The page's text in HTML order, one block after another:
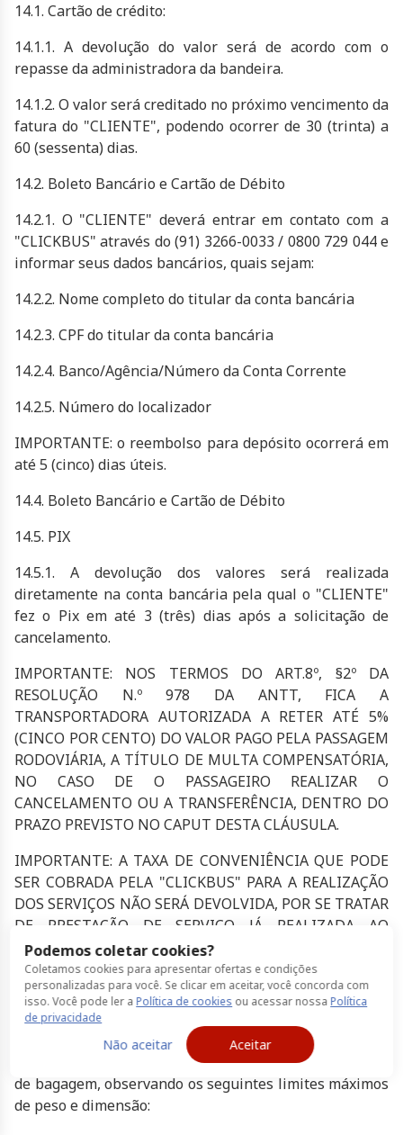
14.1. Cartão de crédito:
14.1.1. A devolução do valor será de acordo com o
repasse da administradora da bandeira.
14.1.2. O valor será creditado no próximo vencimento da
fatura do "CLIENTE", podendo ocorrer de 30 (trinta) a
60 (sessenta) dias.
14.2. Boleto Bancário e Cartão de Débito
14.2.1. O "CLIENTE" deverá entrar em contato com a
"CLICKBUS" através do (91) 3266-0033 / 0800 729 044 e
informar seus dados bancários, quais sejam:
14.2.2. Nome completo do titular da conta bancária
14.2.3. CPF do titular da conta bancária
14.2.4. Banco/Agência/Número da Conta Corrente
14.2.5. Número do localizador
IMPORTANTE: o reembolso para depósito ocorrerá em
até 5 (cinco) dias úteis.
14.4. Boleto Bancário e Cartão de Débito
14.5. PIX
14.5.1. A devolução dos valores será realizada
diretamente na conta bancária pela qual o "CLIENTE"
fez o Pix em até 3 (três) dias após a solicitação de
cancelamento.
IMPORTANTE: NOS TERMOS DO ART.8º, §2º DA
RESOLUÇÃO N.º 978 DA ANTT, FICA A
TRANSPORTADORA AUTORIZADA A RETER ATÉ 5%
(CINCO POR CENTO) DO VALOR PAGO PELA PASSAGEM
RODOVIÁRIA, A TÍTULO DE MULTA COMPENSATÓRIA,
NO CASO DE O PASSAGEIRO REALIZAR O
CANCELAMENTO OU A TRANSFERÊNCIA, DENTRO DO
PRAZO PREVISTO NO CAPUT DESTA CLÁUSULA.
IMPORTANTE: A TAXA DE CONVENIÊNCIA QUE PODE
SER COBRADA PELA "CLICKBUS" PARA A REALIZAÇÃO
DOS SERVIÇOS NÃO SERÁ DEVOLVIDA, POR SE TRATAR
DE PRESTAÇÃO DE SERVIÇO JÁ REALIZADA AO
"CLIENTE".
15. DO TRANSPORTE DE BAGAGENS:
15.1. A vista do disposto no artigo 70 e seguintes do
Decreto 2521/98, o preço da passagem abrange, a
título de franquia, o transporte obrigatório e gratuito
de bagagem, observando os seguintes limites máximos
de peso e dimensão:
Podemos coletar cookies?
Coletamos cookies para apresentar ofertas e condições
personalizadas para você. Se clicar em aceitar, você concorda com
isso. Você pode ler a Política de cookies ou acessar nossa Política
de privacidade
Não aceitar Aceitar